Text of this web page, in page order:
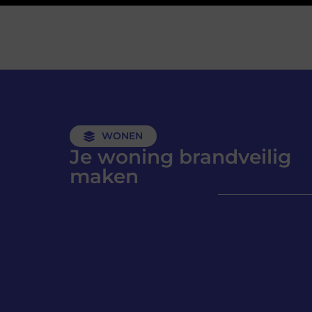
WONEN
Je woning brandveilig
maken